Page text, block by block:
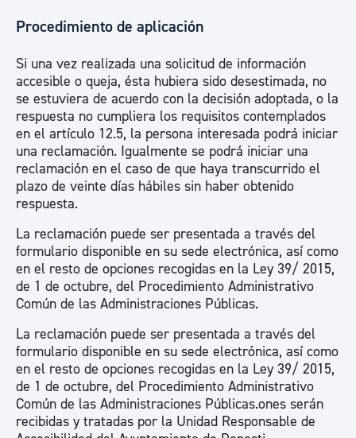
Procedimiento de aplicación
Si una vez realizada una solicitud de información
accesible o queja, ésta hubiera sido desestimada, no
se estuviera de acuerdo con la decisión adoptada, o la
respuesta no cumpliera los requisitos contemplados
en el artículo 12.5, la persona interesada podrá iniciar
una reclamación. Igualmente se podrá iniciar una
reclamación en el caso de que haya transcurrido el
plazo de veinte días hábiles sin haber obtenido
respuesta.
La reclamación puede ser presentada a través del
formulario disponible en su sede electrónica, así como
en el resto de opciones recogidas en la Ley 39/ 2015,
de 1 de octubre, del Procedimiento Administrativo
Común de las Administraciones Públicas.
La reclamación puede ser presentada a través del
formulario disponible en su sede electrónica, así como
en el resto de opciones recogidas en la Ley 39/ 2015,
de 1 de octubre, del Procedimiento Administrativo
Común de las Administraciones Públicas.ones serán
recibidas y tratadas por la Unidad Responsable de